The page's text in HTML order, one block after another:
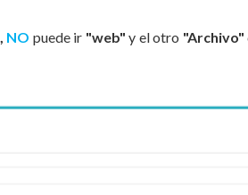
NO puede ir "web" y el otro "Archivo"